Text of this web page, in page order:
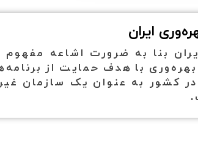
بنا به ضرورت اشاعه
با هدف حمایت از
ایران​​​​​​​